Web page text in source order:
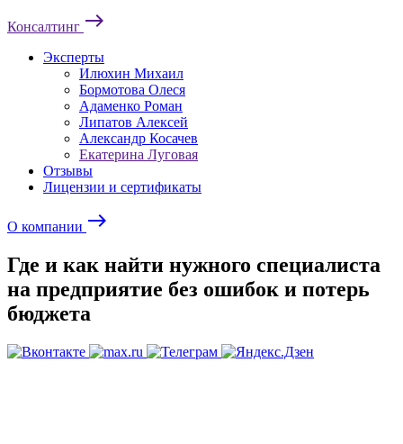
Консалтинг east
Эксперты
Илюхин Михаил
Бормотова Олеся
Адаменко Роман
Липатов Алексей
Александр Косачев
Екатерина Луговая
Отзывы
Лицензии и сертификаты
О компании east
Где и как найти нужного специалиста
на предприятие без ошибок и потерь
бюджета